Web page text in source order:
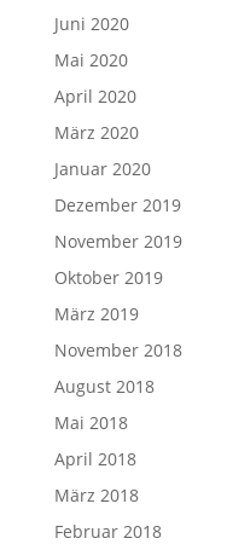
Juni 2020
Mai 2020
April 2020
März 2020
Januar 2020
Dezember 2019
November 2019
Oktober 2019
März 2019
November 2018
August 2018
Mai 2018
April 2018
März 2018
Februar 2018